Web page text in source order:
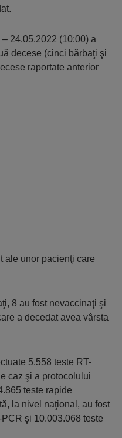
24.05.2022 (10:00) a
decese (cinci bărbaţi şi
raportate anterior
ale unor pacienţi care
8 au fost nevaccinaţi şi
a decedat avea vârsta
5.558 teste RT-
caz şi a protocolului
teste rapide
la nivel naţional, au fost
şi 10.003.068 teste